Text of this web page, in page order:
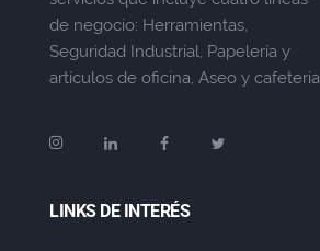
de negocio: Herramientas,
Seguridad Industrial, Papelería y
artículos de oficina, Aseo y cafetería.
LINKS DE INTERÉS